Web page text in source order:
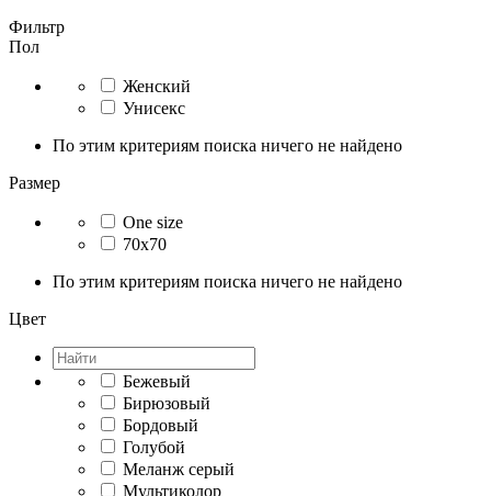
Фильтр
Пол
Женский
Унисекс
По этим критериям поиска ничего не найдено
Размер
One size
70x70
По этим критериям поиска ничего не найдено
Цвет
Бежевый
Бирюзовый
Бордовый
Голубой
Меланж серый
Мультиколор